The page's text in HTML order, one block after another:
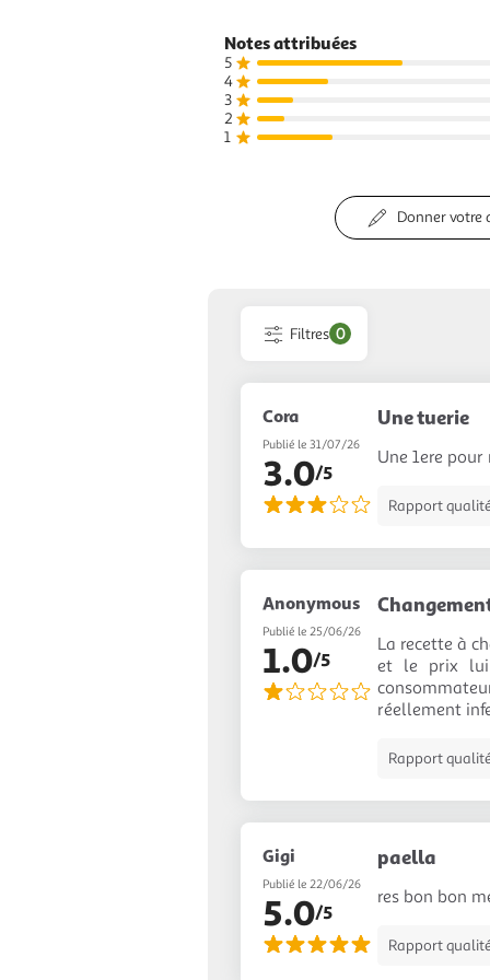
Notes attribuées
5
4
3
2
1
Donner votre
Filtres 0
Cora
Publié le 31/07/26
3.0/5
Une tuerie
Une 1ere
Rapport
Anonymous
Publié le 25/06/26
1.0/5
La recette à
et le prix lui
réellement
Rapport
Gigi
Publié le 22/06/26
5.0/5
paella
res bon bon
Rapport